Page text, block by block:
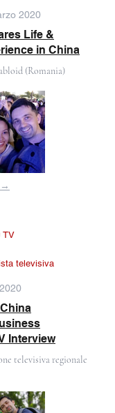
2020
Life &
in China
(Romania)
→
TV
televisiva
Interview
televisiva regionale